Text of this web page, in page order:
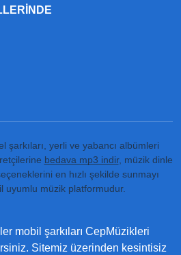
şarkıları, yerli ve yabancı albümleri
bedava mp3 indir, müzik dinle
en hızlı şekilde sunmayı
uyumlu müzik platformudur.
mobil şarkıları CepMüzikleri
Sitemiz üzerinden kesintisiz